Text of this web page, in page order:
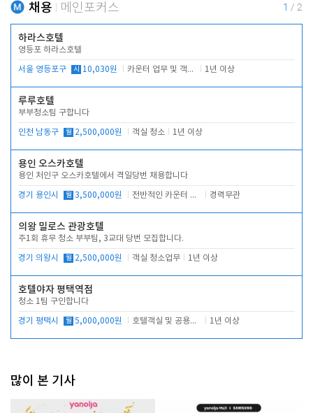
채용 메인포커스 1 / 2
하라스호텔
영등포 하라스호텔
서울 영등포구 시 10,030원 카운터 업무 및 객실관리(청소상태 확인, 객실판매) 1년 이상
루루호텔
부부청소팀 구합니다
인천 남동구 월 2,500,000원 객실 청소 1년 이상
용인 오스카호텔
용인 처인구 오스카호텔에서 격일당번 채용합니다
경기 용인시 월 3,500,000원 전반적인 카운터 업무 경력무관
의왕 밀로스 관광호텔
주1회 휴무 청소 부부팀, 3교대 당번 모집합니다.
경기 의왕시 월 2,500,000원 객실 청소업무 1년 이상
호텔야자 평택역점
청소 1팀 구인합니다
경기 평택시 월 5,000,000원 호텔객실 및 공용시설 청소 관리 1년 이상
많이 본 기사